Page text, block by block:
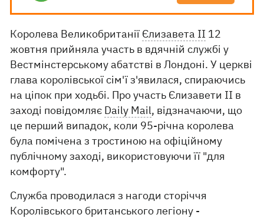
Королева Великобританії Єлизавета II 12
жовтня прийняла участь в вдячній службі у
Вестмінстерському абатстві в Лондоні. У церкві
глава королівської сім'ї з'явилася, спираючись
на ціпок при ходьбі. Про участь Єлизавети II в
заході повідомляє Daily Mail, відзначаючи, що
це перший випадок, коли 95-річна королева
була помічена з тростиною на офіційному
публічному заході, використовуючи її "для
комфорту".
Служба проводилася з нагоди сторіччя
Королівського британського легіону -